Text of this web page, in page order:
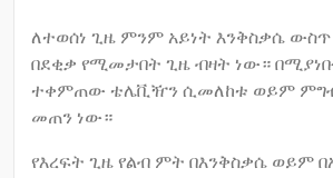
ለተወሰነ ጊዜ ምንም አይነት እንቅስቃሴ
በደቂቃ የሚመታበት ጊዜ ብዛት ነው።
ተቀምጠው ቴሌቪዥን ሲመለከቱ ወይም
መጠን ነው።
የእረፍት ጊዜ የልብ ምት በእንቅስቃሴ ወይም